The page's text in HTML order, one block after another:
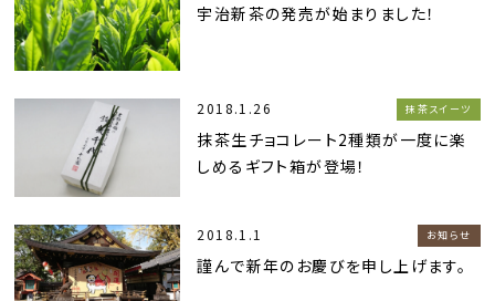
宇治新茶の発売が始まりました！
2018.1.26 抹茶スイーツ
抹茶生チョコレート2種類が一度に楽
しめるギフト箱が登場！
2018.1.1 お知らせ
謹んで新年のお慶びを申し上げます。